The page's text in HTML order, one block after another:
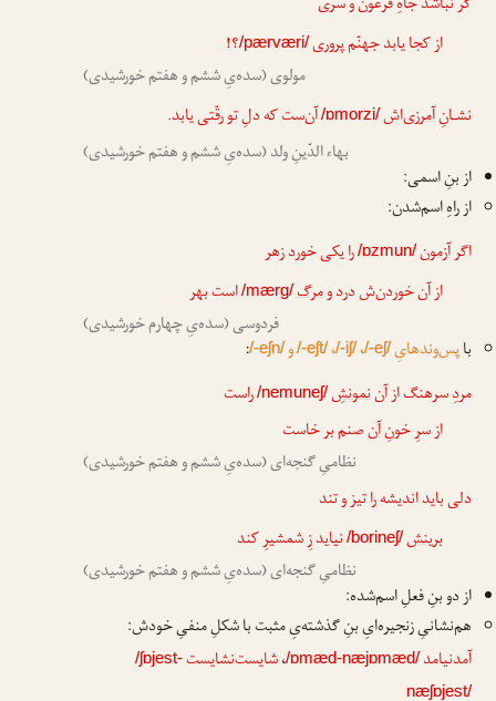
از کجا یابد جهنّمپروری /pærværi/؟!
مولوی (سده‌یِ ششم و هفتم خورشیدی)
نشـانِآمرزی‌اش/ɒmorzi/آن‌ست که دلِ تو رقّتی یابد.
بهاء الدّینِ ولد (سده‌یِ ششم و هفتم خورشیدی)
از بنِ اسمی:
از راهِ اسم‌شدن:
اگرآزمون/ɒzmun/را یکی خورد زهر
از آن خوردن‌ش درد ومرگ /mærg/است بهر
فردوسی (سده‌یِ چهارم خورشیدی)
باپس‌وندهایِ/-eʃ/،/-iʃ/،/-eʃt/و/-eʃn/
:
مردِ سرهنگ از آننمونشِ/nemuneʃ/راست
از سرِ خونِ آن صنم بر خاست
نظامیِ گنجه‌ای (سده‌یِ ششم و هفتم خورشیدی)
دلی باید اندیشه را تیز و تند
برینش /borineʃ/ نیاید زِ شمشیرِ کند
نظامیِ گنجه‌ای (سده‌یِ ششم و هفتم خورشیدی)
از دو بنِ فعلِ اسم‌شده:
هم‌نشانیِ زنجیره‌ایِ بنِ گذشته‌یِ مثبت با شکلِ منفیِ خودش:
آمدنیامد /ɒmæd-næjɒmæd/،شایست‌نشایست /ʃɒjest-
næʃɒjest/